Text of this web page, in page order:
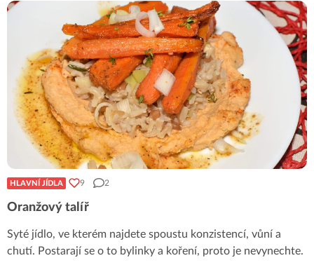
HLAVNÍ JÍDLA 9 2
Oranžový talíř
Syté jídlo, ve kterém najdete spoustu konzistencí, vůní a
chutí. Postarají se o to bylinky a koření, proto je nevynechte.